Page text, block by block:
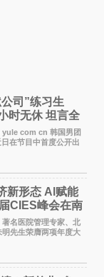
司”练习生
时无休 坦言全
cn 韩国男团
在节目中首度公开出
提及经纪公司Pledis
在8月2日播出的日本
新形态 Al赋能
CIES峰会在南
名医院管理专家、北
先生荣膺两项年度大
金陵，长江之畔，
为主题的2026&lsquo;人